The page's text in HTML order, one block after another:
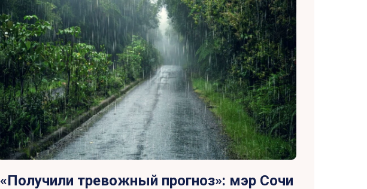
«Получили тревожный прогноз»: мэр Сочи